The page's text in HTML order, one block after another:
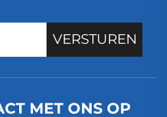
VERSTUREN
MET ONS OP